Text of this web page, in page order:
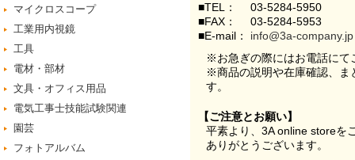
マイクロスコープ
工業用内視鏡
工具
電材・部材
文具・オフィス用品
電気工事士技能試験関連
園芸
フォトアルバム
■TEL：
03-5284-5950
■FAX：
03-5284-5953
■E-mail：
info@3a-company.jp
※お急ぎの際にはお電話にて
※商品の説明や在庫確認、ま
す。
【ご注意とお願い】
平素より、3A online storeを
ありがとうございます。